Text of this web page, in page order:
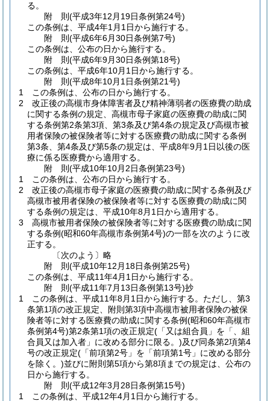
る。
附 則(平成3年12月19日条例第24号)
この条例は、平成4年1月1日から施行する。
附 則(平成6年6月30日条例第7号)
この条例は、公布の日から施行する。
附 則(平成6年9月30日条例第18号)
この条例は、平成6年10月1日から施行する。
附 則(平成8年10月1日条例第21号)
1
この条例は、公布の日から施行する。
2
改正後の高槻市身体障害者及び精神薄弱者の医療費の助成
に関する条例の規定、高槻市母子家庭の医療費の助成に関
する条例第2条第3項、第3条及び第4条の規定及び高槻市被
用者保険の被保険者等に対する医療費の助成に関する条例
第3条、第4条及び第5条の規定は、平成8年9月1日以後の医
療に係る医療費から適用する。
附 則(平成10年10月2日条例第23号)
1
この条例は、公布の日から施行する。
2
改正後の高槻市母子家庭の医療費の助成に関する条例及び
高槻市被用者保険の被保険者等に対する医療費の助成に関
する条例の規定は、平成10年8月1日から適用する。
3
高槻市被用者保険の被保険者等に対する医療費の助成に関
する条例(昭和60年高槻市条例第4号)の一部を次のように改
正する。
〔次のよう〕略
附 則(平成10年12月18日条例第25号)
この条例は、平成11年4月1日から施行する。
附 則(平成11年7月13日条例第13号)抄
1
この条例は、平成11年8月1日から施行する。 ただし、第3
条第1項の改正規定、附則第3項中高槻市被用者保険の被保
険者等に対する医療費の助成に関する条例(昭和60年高槻市
条例第4号)第2条第1項の改正規定(「又は組合員」を「、組
合員又は加入者」に改める部分に限る。)及び同条第2項第4
号の改正規定(「前項第2号」を「前項第1号」に改める部分
を除く。)並びに附則第5項から第8項までの規定は、公布の
日から施行する。
附 則(平成12年3月28日条例第15号)
1
この条例は、平成12年4月1日から施行する。